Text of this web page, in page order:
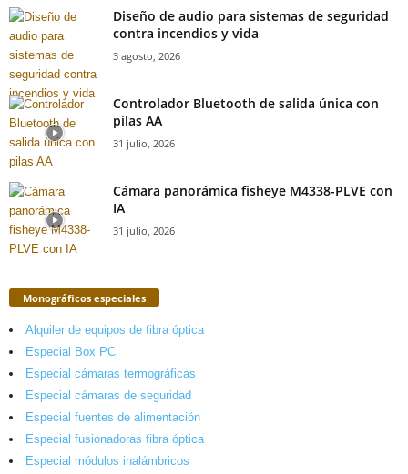
Diseño de audio para sistemas de seguridad
contra incendios y vida
3 agosto, 2026
Controlador Bluetooth de salida única con
pilas AA
31 julio, 2026
Cámara panorámica fisheye M4338-PLVE con
IA
31 julio, 2026
Monográficos especiales
Alquiler de equipos de fibra óptica
Especial Box PC
Especial cámaras termográficas
Especial cámaras de seguridad
Especial fuentes de alimentación
Especial fusionadoras fibra óptica
Especial módulos inalámbricos